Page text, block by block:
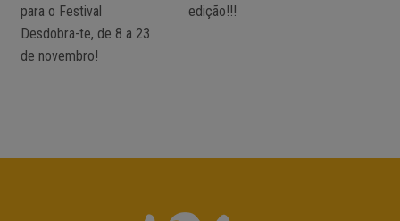
para o Festival
Desdobra-te, de 8 a 23
de novembro!
edição!!!